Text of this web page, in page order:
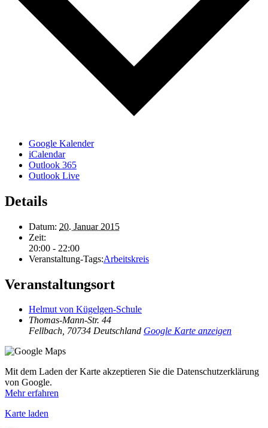
Google Kalender
iCalendar
Outlook 365
Outlook Live
Details
Datum: 20. Januar 2015
Zeit:
20:00 - 22:00
Veranstaltung-Tags:Arbeitskreis
Veranstaltungsort
Helmut von Kügelgen-Schule
Thomas-Mann-Str. 44
Fellbach, 70734 Deutschland Google Karte anzeigen
Mit dem Laden der Karte akzeptieren Sie die Datenschutzerklärung
von Google.
Mehr erfahren
Karte laden